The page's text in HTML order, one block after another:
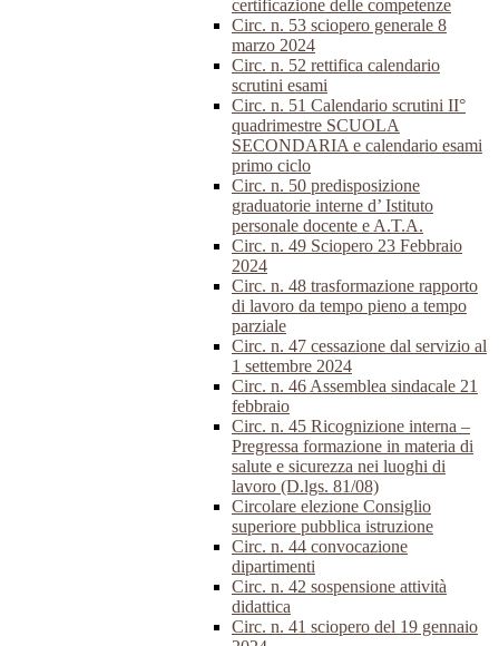
certificazione delle competenze
Circ. n. 53 sciopero generale 8
marzo 2024
Circ. n. 52 rettifica calendario
scrutini esami
Circ. n. 51 Calendario scrutini II°
quadrimestre SCUOLA
SECONDARIA e calendario esami
primo ciclo
Circ. n. 50 predisposizione
graduatorie interne d’ Istituto
personale docente e A.T.A.
Circ. n. 49 Sciopero 23 Febbraio
2024
Circ. n. 48 trasformazione rapporto
di lavoro da tempo pieno a tempo
parziale
Circ. n. 47 cessazione dal servizio al
1 settembre 2024
Circ. n. 46 Assemblea sindacale 21
febbraio
Circ. n. 45 Ricognizione interna –
Pregressa formazione in materia di
salute e sicurezza nei luoghi di
lavoro (D.lgs. 81/08)
Circolare elezione Consiglio
superiore pubblica istruzione
Circ. n. 44 convocazione
dipartimenti
Circ. n. 42 sospensione attività
didattica
Circ. n. 41 sciopero del 19 gennaio